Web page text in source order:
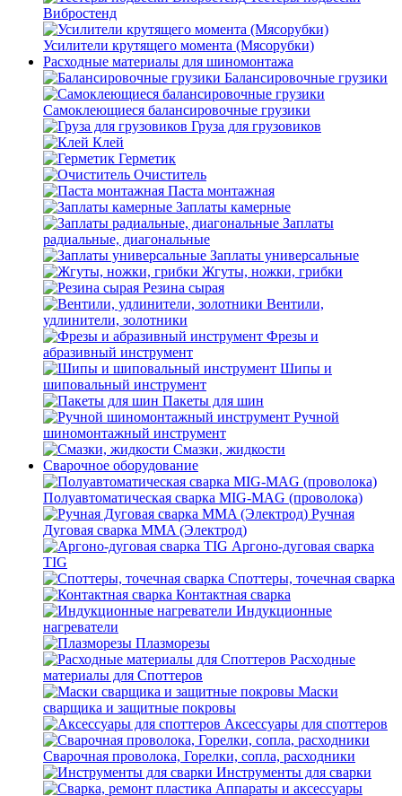
Вибростенд
Усилители крутящего момента (Мясорубки)
Расходные материалы для шиномонтажа
Балансировочные грузики
Самоклеющиеся балансировочные грузики
Груза для грузовиков
Клей
Герметик
Очиститель
Паста монтажная
Заплаты камерные
Заплаты
радиальные, диагональные
Заплаты универсальные
Жгуты, ножки, грибки
Резина сырая
Вентили,
удлинители, золотники
Фрезы и
абразивный инструмент
Шипы и
шиповальный инструмент
Пакеты для шин
Ручной
шиномонтажный инструмент
Смазки, жидкости
Сварочное оборудование
Полуавтоматическая сварка MIG-MAG (проволока)
Ручная
Дуговая сварка MMA (Электрод)
Аргоно-дуговая сварка
TIG
Споттеры, точечная сварка
Контактная сварка
Индукционные
нагреватели
Плазморезы
Расходные
материалы для Споттеров
Маски
сварщика и защитные покровы
Аксессуары для споттеров
Сварочная проволока, Горелки, сопла, расходники
Инструменты для сварки